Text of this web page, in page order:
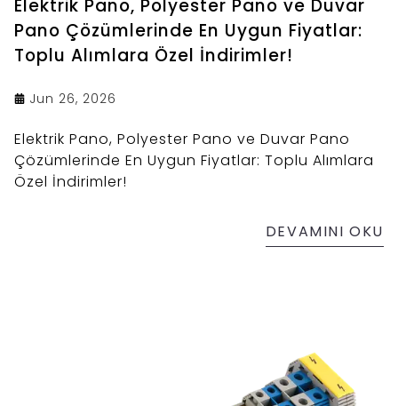
Elektrik Pano, Polyester Pano ve Duvar
Pano Çözümlerinde En Uygun Fiyatlar:
Toplu Alımlara Özel İndirimler!
Jun 26, 2026
Elektrik Pano, Polyester Pano ve Duvar Pano
Çözümlerinde En Uygun Fiyatlar: Toplu Alımlara
Özel İndirimler!
DEVAMINI OKU